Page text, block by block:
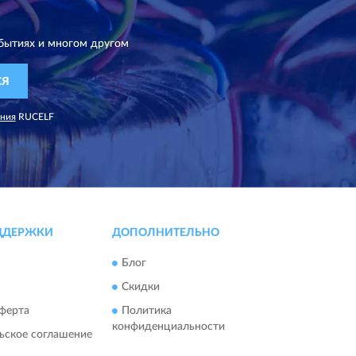
и многом другом
RUCELF
соглашение
ДОПОЛНИТЕЛЬНО
Блог
Скидки
Политика
конфиденциальности